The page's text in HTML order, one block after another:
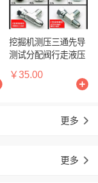
挖掘机测压三通先导
测试分配阀行走液压
￥35.00
更多 
更多 